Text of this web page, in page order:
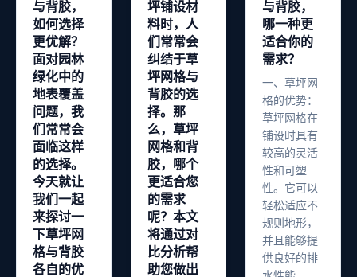
与背胶，
如何选择
更优解？
面对园林
绿化中的
地表覆盖
问题，我
们常常会
面临这样
的选择。
今天就让
我们一起
来探讨一
下草坪网
格与背胶
各自的优
坪铺设材
料时，人
们常常会
纠结于草
坪网格与
背胶的选
择。那
么，草坪
网格和背
胶，哪个
更适合您
的需求
呢？本文
将通过对
比分析帮
助您做出
与背胶，
哪一种更
适合你的
需求？
一、草坪网
格的优势：
草坪网格在
铺设时具有
较高的灵活
性和可塑
性。它可以
轻松适应不
规则地形，
并且能够提
供良好的排